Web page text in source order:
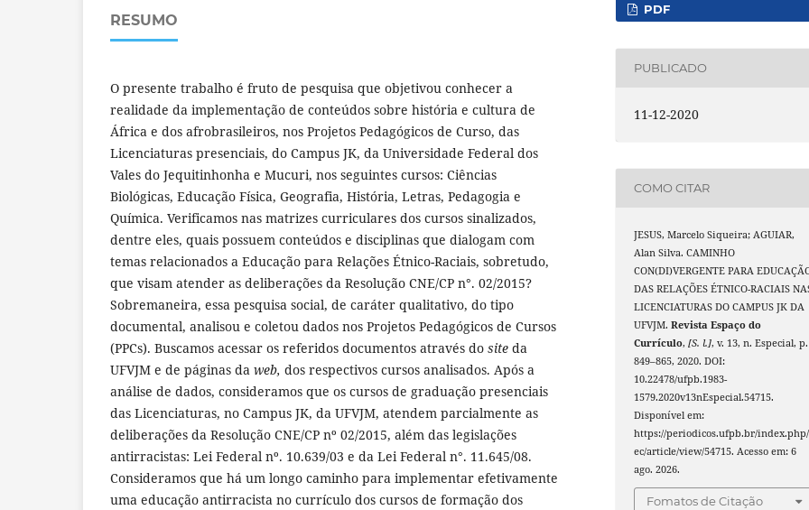
RESUMO
O presente trabalho é fruto de pesquisa que objetivou conhecer a
realidade da implementação de conteúdos sobre história e cultura de
África e dos afrobrasileiros, nos Projetos Pedagógicos de Curso, das
Licenciaturas presenciais, do Campus JK, da Universidade Federal dos
Vales do Jequitinhonha e Mucuri, nos seguintes cursos: Ciências
Biológicas, Educação Física, Geografia, História, Letras, Pedagogia e
Química. Verificamos nas matrizes curriculares dos cursos sinalizados,
dentre eles, quais possuem conteúdos e disciplinas que dialogam com
temas relacionados a Educação para Relações Étnico-Raciais, sobretudo,
que visam atender as deliberações da Resolução CNE/CP n°. 02/2015?
Sobremaneira, essa pesquisa social, de caráter qualitativo, do tipo
documental, analisou e coletou dados nos Projetos Pedagógicos de Cursos
(PPCs). Buscamos acessar os referidos documentos através do site da
UFVJM e de páginas da web, dos respectivos cursos analisados. Após a
análise de dados, consideramos que os cursos de graduação presenciais
das Licenciaturas, no Campus JK, da UFVJM, atendem parcialmente as
deliberações da Resolução CNE/CP nº 02/2015, além das legislações
antirracistas: Lei Federal nº. 10.639/03 e da Lei Federal n°. 11.645/08.
Consideramos que há um longo caminho para implementar efetivamente
uma educação antirracista no currículo dos cursos de formação dos
PDF
PUBLICADO
11-12-2020
COMO CITAR
JESUS, Marcelo Siqueira; AGUIAR,
Alan Silva. CAMINHO
CON(DI)VERGENTE PARA
DAS RELAÇÕES ÉTNICO-RACIAIS
LICENCIATURAS DO CAMPUS JK DA
UFVJM.Revista Espaço do
Currículo,[S. l.], v. 13, n. Especial, p.
849–865, 2020. DOI:
10.22478/ufpb.1983-
1579.2020v13nEspecial.54715.
Disponível em:
https://periodicos.ufpb.br/
ec/article/view/54715. Acesso em: 6
ago. 2026.
Fomatos de Citação